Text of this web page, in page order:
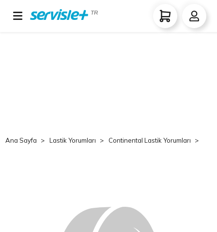
TR
Ana Sayfa Lastik Yorumları Continental Lastik Yorumları